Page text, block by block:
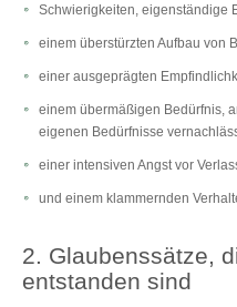
Schwierigkeiten, eigenständige
einem überstürzten Aufbau von
einer ausgeprägten
einem übermäßigen Bedürfnis,
eigenen Bedürfnisse
einer intensiven Angst vor
und einem klammernden
2. Glaubenssätze,
entstanden sind